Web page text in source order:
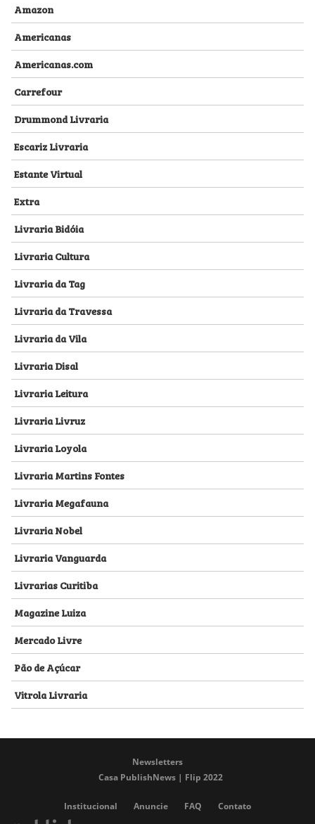
Amazon
Americanas
Americanas.com
Carrefour
Drummond Livraria
Escariz Livraria
Estante Virtual
Extra
Livraria Bidóia
Livraria Cultura
Livraria da Tag
Livraria da Travessa
Livraria da Vila
Livraria Disal
Livraria Leitura
Livraria Livruz
Livraria Loyola
Livraria Martins Fontes
Livraria Megafauna
Livraria Nobel
Livraria Vanguarda
Livrarias Curitiba
Magazine Luiza
Mercado Livre
Pão de Açúcar
Vitrola Livraria
Newsletters
Casa PublishNews | Flip 2022
Institucional Anuncie FAQ Contato